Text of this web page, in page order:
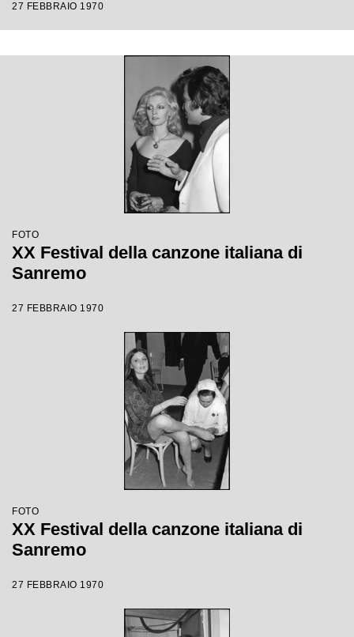
27 FEBBRAIO 1970
FOTO
XX Festival della canzone italiana di
Sanremo
27 FEBBRAIO 1970
FOTO
XX Festival della canzone italiana di
Sanremo
27 FEBBRAIO 1970